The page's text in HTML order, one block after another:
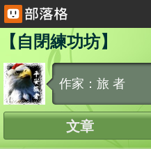
【自閉練功坊】
作家：旅 者
文章